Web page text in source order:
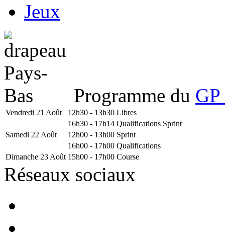
Jeux
Programme du
Vendredi 21 Août 12h30 - 13h30 Libres
16h30 - 17h14 Qualifications Sprint
Samedi 22 Août
12h00 - 13h00 Sprint
16h00 - 17h00 Qualifications
Dimanche 23 Août 15h00 - 17h00 Course
Réseaux sociaux